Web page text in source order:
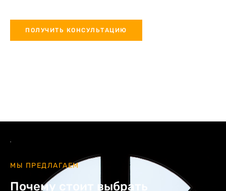
ПОЛУЧИТЬ КОНСУЛЬТАЦИЮ
МЫ ПРЕДЛАГАЕМ
Почему стоит выбрать